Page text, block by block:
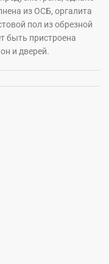
из ОСБ, оргалита
пол из обрезной
быть пристроена
и дверей.